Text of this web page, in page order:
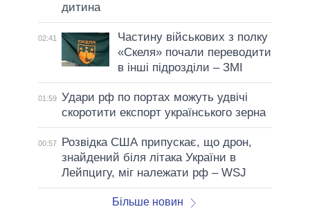
дитина
02:41
Частину військових з полку
«Скеля» почали переводити
в інші підрозділи – ЗМІ
01:59 Удари рф по портах можуть удвічі
скоротити експорт українського зерна
00:57
Розвідка США припускає, що дрон,
знайдений біля літака України в
Лейпцигу, міг належати рф – WSJ
Більше новин